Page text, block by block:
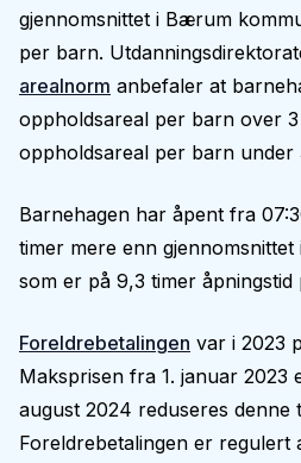
gjennomsnittet i Bærum
per barn.
arealnorm anbefaler at
oppholdsareal per barn over
oppholdsareal per barn under
Barnehagen har åpent fra
timer mere enn
som er på 9,3 timer åpningstid
Foreldrebetalingen var i 2023
Maksprisen fra 1. januar 2023
august 2024 reduseres denne
Foreldrebetalingen er regulert